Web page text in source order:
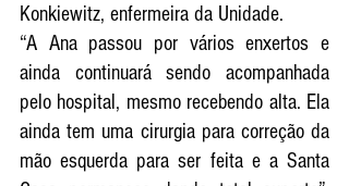
Konkiewitz, enfermeira da Unidade.
“A Ana passou por vários enxertos e
ainda continuará sendo acompanhada
pelo hospital, mesmo recebendo alta. Ela
ainda tem uma cirurgia para correção da
mão esquerda para ser feita e a Santa